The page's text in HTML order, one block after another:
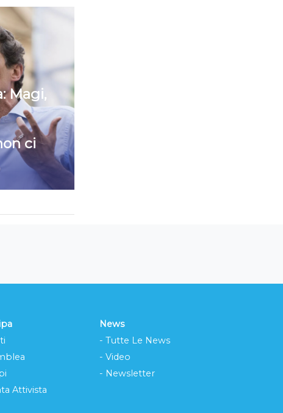
Magi,
ci
Attivista
News
- Tutte Le News
- Video
- Newsletter